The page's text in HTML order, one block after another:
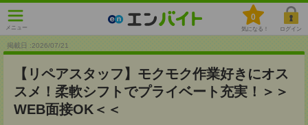
メニュー
0
気になる！ ログイン
掲載日 :2026/07/21
【リペアスタッフ】モクモク作業好きにオス
スメ！柔軟シフトでプライベート充実！＞＞
WEB面接OK＜＜